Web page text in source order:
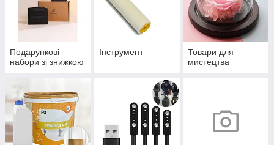
Подарункові
набори зі знижкою
Інструмент
Товари для
мистецтва